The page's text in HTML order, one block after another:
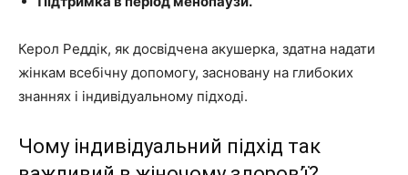
Керол Реддік, як досвідчена акушерка, здатна надати
жінкам всебічну допомогу, засновану на глибоких
знаннях і індивідуальному підході.
Чому індивідуальний підхід так